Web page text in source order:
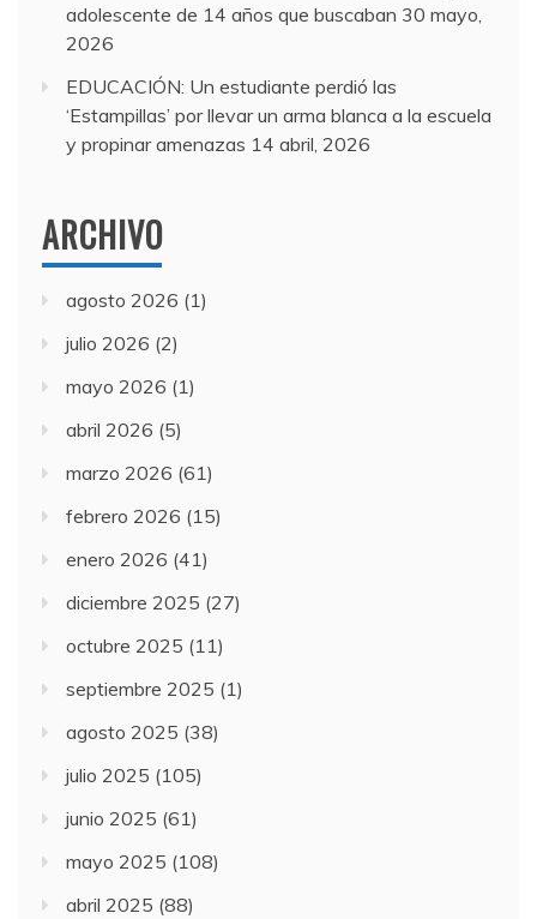
adolescente de 14 años que buscaban 30 mayo,
2026
EDUCACIÓN: Un estudiante perdió las
‘Estampillas’ por llevar un arma blanca a la escuela
y propinar amenazas 14 abril, 2026
ARCHIVO
agosto 2026 (1)
julio 2026 (2)
mayo 2026 (1)
abril 2026 (5)
marzo 2026 (61)
febrero 2026 (15)
enero 2026 (41)
diciembre 2025 (27)
octubre 2025 (11)
septiembre 2025 (1)
agosto 2025 (38)
julio 2025 (105)
junio 2025 (61)
mayo 2025 (108)
abril 2025 (88)